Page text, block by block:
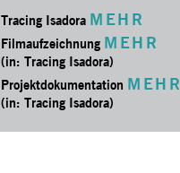
Tracing Isadora MEHR
Filmaufzeichnung MEHR
(in: Tracing Isadora)
Projektdokumentation MEHR
(in: Tracing Isadora)